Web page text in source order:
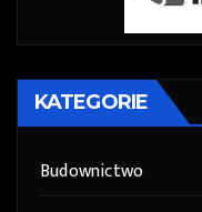
KATEGORIE
Budownictwo